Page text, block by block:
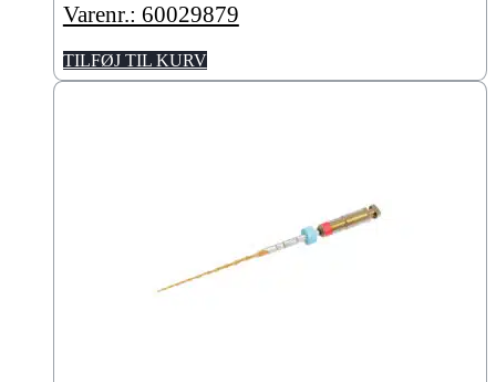
Varenr.: 60029879
TILFØJ TIL KURV